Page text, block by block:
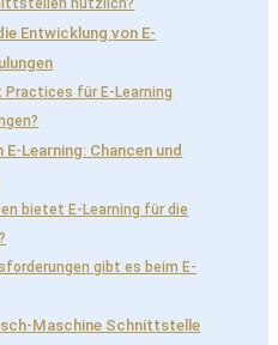
nützlich?
Entwicklung von E-
Practices für E-Learning
Learning: Chancen und
bietet E-Learning für die
gibt es beim E-
Maschine Schnittstelle